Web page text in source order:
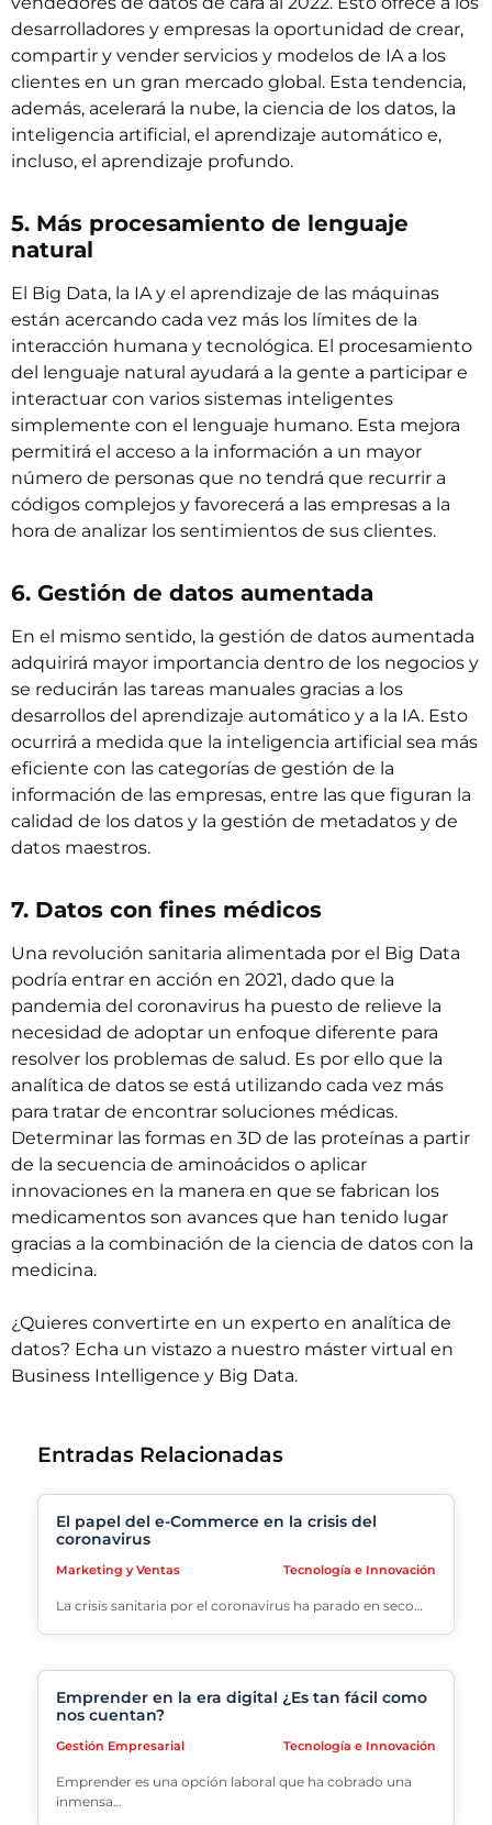
desarrolladores y empresas la oportunidad de crear,
compartir y vender servicios y modelos de IA a los
clientes en un gran mercado global. Esta tendencia,
además, acelerará la nube, la ciencia de los datos, la
inteligencia artificial, el aprendizaje automático e,
incluso, el aprendizaje profundo.
5. Más procesamiento de lenguaje
natural
El Big Data, la IA y el aprendizaje de las máquinas
están acercando cada vez más los límites de la
interacción humana y tecnológica. El procesamiento
del lenguaje natural ayudará a la gente a participar e
interactuar con varios sistemas inteligentes
simplemente con el lenguaje humano. Esta mejora
permitirá el acceso a la información a un mayor
número de personas que no tendrá que recurrir a
códigos complejos y favorecerá a las empresas a la
hora de analizar los sentimientos de sus clientes.
6. Gestión de datos aumentada
En el mismo sentido, la gestión de datos aumentada
adquirirá mayor importancia dentro de los negocios y
se reducirán las tareas manuales gracias a los
desarrollos del aprendizaje automático y a la IA. Esto
ocurrirá a medida que la inteligencia artificial sea más
eficiente con las categorías de gestión de la
información de las empresas, entre las que figuran la
calidad de los datos y la gestión de metadatos y de
datos maestros.
7. Datos con fines médicos
Una revolución sanitaria alimentada por el Big Data
podría entrar en acción en 2021, dado que la
pandemia del coronavirus ha puesto de relieve la
necesidad de adoptar un enfoque diferente para
resolver los problemas de salud. Es por ello que la
analítica de datos se está utilizando cada vez más
para tratar de encontrar soluciones médicas.
Determinar las formas en 3D de las proteínas a partir
de la secuencia de aminoácidos o aplicar
innovaciones en la manera en que se fabrican los
medicamentos son avances que han tenido lugar
gracias a la combinación de la ciencia de datos con la
medicina.
¿Quieres convertirte en un experto en analítica de
datos? Echa un vistazo a nuestro máster virtual en
Business Intelligence y Big Data.
Entradas Relacionadas
El papel del e-Commerce en la crisis del
coronavirus
Marketing y Ventas Tecnología e Innovación
La crisis sanitaria por el coronavirus ha parado en seco…
Emprender en la era digital ¿Es tan fácil como
nos cuentan?
Gestión Empresarial Tecnología e Innovación
Emprender es una opción laboral que ha cobrado una
inmensa…